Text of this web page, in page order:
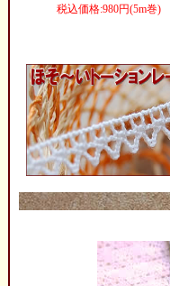
税込価格:980円(5m巻)